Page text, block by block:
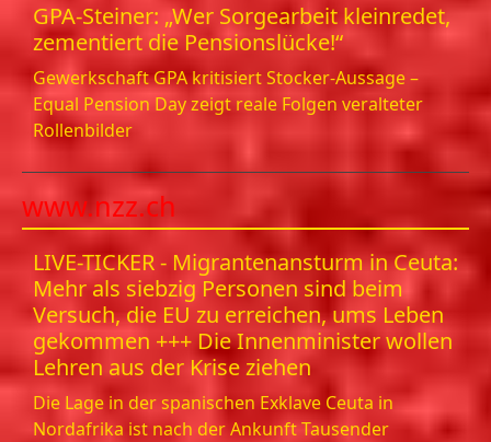
GPA-Steiner: „Wer Sorgearbeit kleinredet,
zementiert die Pensionslücke!“
Gewerkschaft GPA kritisiert Stocker-Aussage –
Equal Pension Day zeigt reale Folgen veralteter
Rollenbilder
www.nzz.ch
LIVE-TICKER - Migrantenansturm in Ceuta:
Mehr als siebzig Personen sind beim
Versuch, die EU zu erreichen, ums Leben
gekommen +++ Die Innenminister wollen
Lehren aus der Krise ziehen
Die Lage in der spanischen Exklave Ceuta in
Nordafrika ist nach der Ankunft Tausender